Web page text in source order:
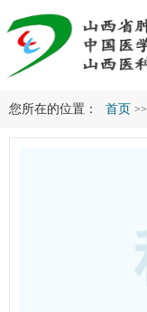
您所在的位置： 首页 >>